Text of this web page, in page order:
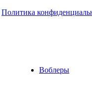
Политика
Воблеры